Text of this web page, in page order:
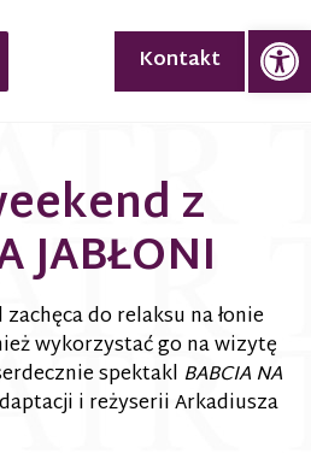
Kontakt
z
JABŁONI
do relaksu na łonie
wykorzystać go na wizytę
spektakl BABCIA NA
i reżyserii Arkadiusza